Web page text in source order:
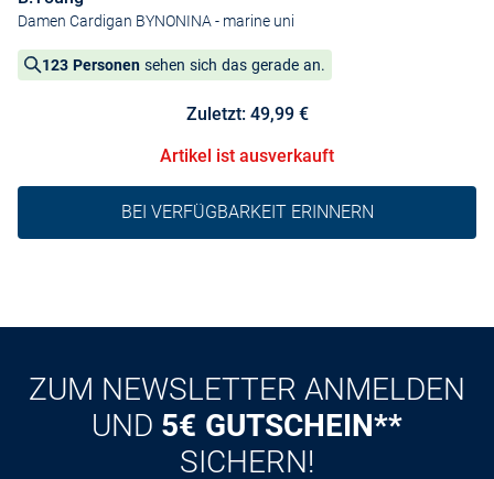
Damen Cardigan BYNONINA - marine uni
123 Personen sehen sich das gerade an.
Zuletzt: 49,99 €
Artikel ist ausverkauft
BEI VERFÜGBARKEIT ERINNERN
ZUM NEWSLETTER ANMELDEN
UND 5€ GUTSCHEIN**
SICHERN!